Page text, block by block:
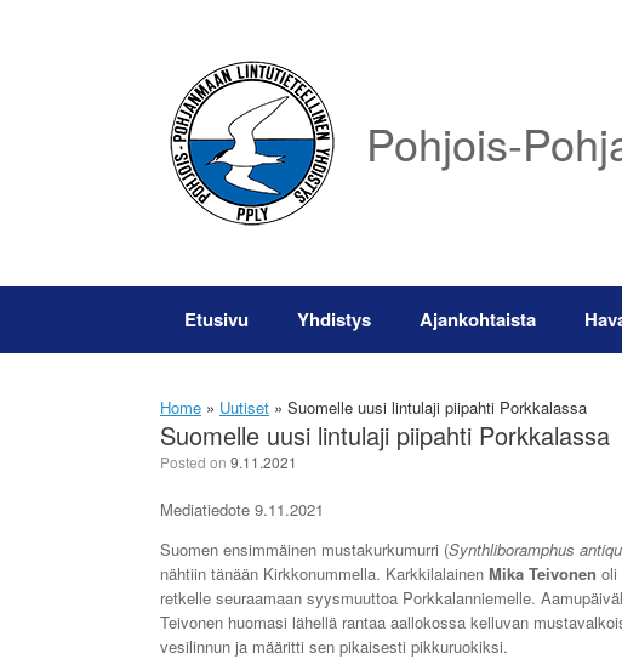
Pohjois-
Etusivu Yhdistys Ajankohtaista
Home » Uutiset » Suomelle uusi lintulaji piipahti Porkkalassa
Suomelle uusi lintulaji piipahti Porkkalassa
Posted on 9.11.2021
Mediatiedote 9.11.2021
Suomen ensimmäinen mustakurkumurri (Synthliboramphus
nähtiin tänään Kirkkonummella. Karkkilalainen Mika Teivonen oli
retkelle seuraamaan syysmuuttoa Porkkalanniemelle.
Teivonen huomasi lähellä rantaa aallokossa kelluvan
vesilinnun ja määritti sen pikaisesti pikkuruokiksi.